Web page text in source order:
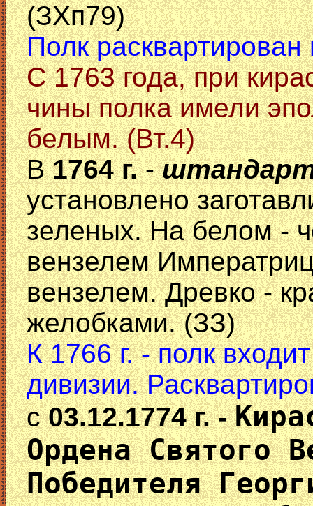
(ЗХп79)
Полк
C 1763 года, при
чины полка имели
белым. (Вт.4)
В1764 г.-
установлено
зеленых. На белом -
вензелем
вензелем. Древко -
желобками. (ЗЗ)
К 1766 г. - полк
дивизии.
с03.12.1774 г. -
Ордена Святого
Победителя